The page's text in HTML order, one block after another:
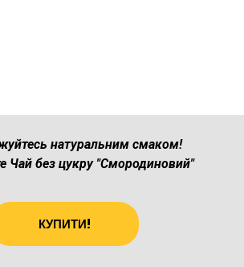
натуральним смаком!
Чай без цукру "Смородиновий"
КУПИТИ!